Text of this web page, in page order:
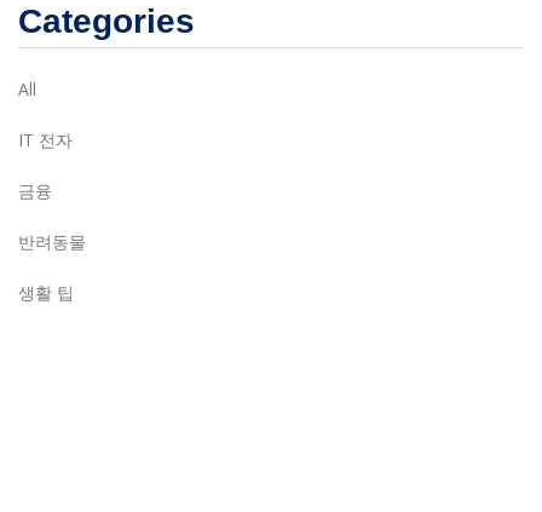
Categories
All
IT 전자
금융
반려동물
생활 팁